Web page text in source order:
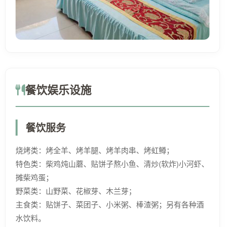
餐饮娱乐设施
餐饮服务
烧烤类：烤全羊、烤羊腿、烤羊肉串、烤虹鳟；
特色类：柴鸡炖山蘑、贴饼子熬小鱼、清炒(软炸)小河虾、
摊柴鸡蛋；
野菜类：山野菜、花椒芽、木兰芽；
主食类：贴饼子、菜团子、小米粥、棒渣粥；另有各种酒
水饮料。